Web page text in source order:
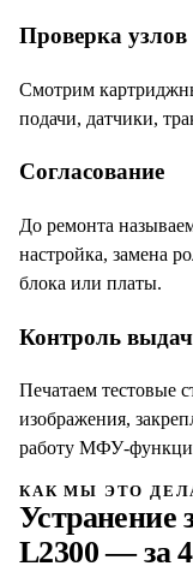
Проверка узлов
Смотрим
подачи, датчики,
Согласование
До ремонта
настройка, замена
блока или платы.
Контроль
Печатаем тестовые
изображения,
работу МФУ-
КАК МЫ ЭТО
Устранение
L2300— за